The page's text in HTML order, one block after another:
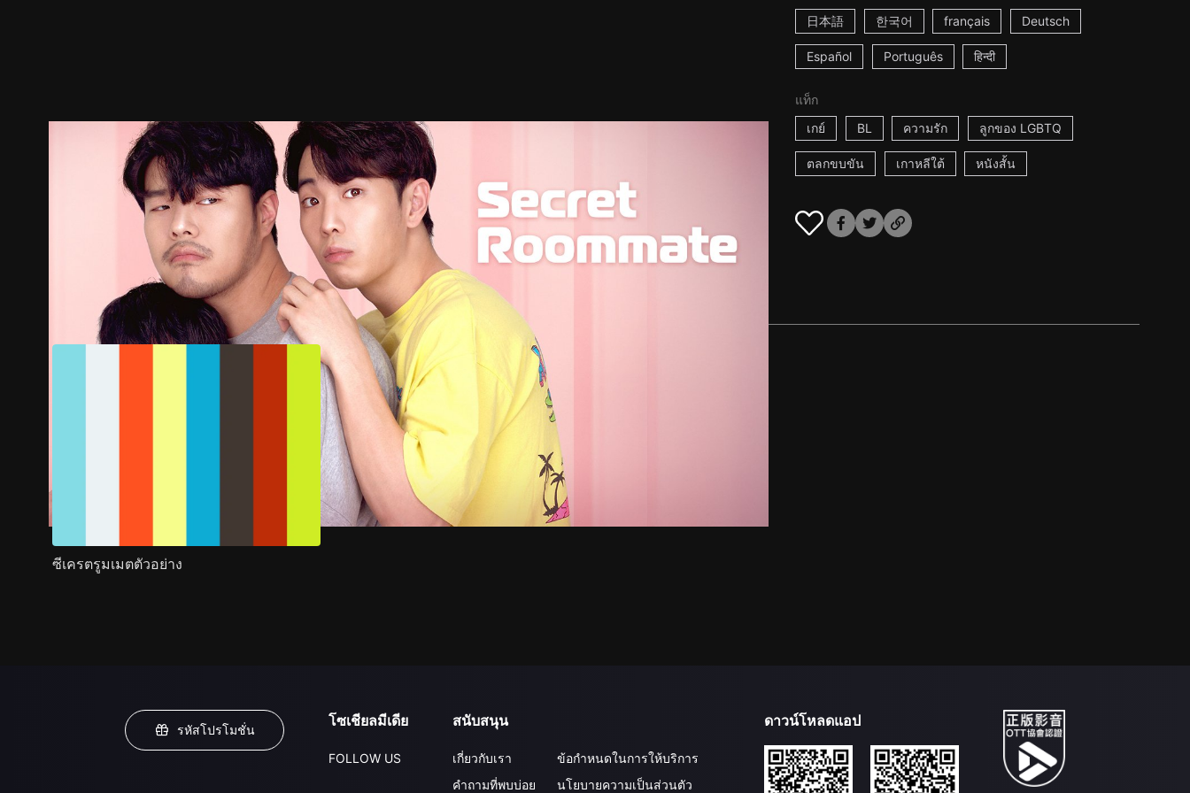
日本語 한국어 français Deutsch
Español Português हिन्दी
แท็ก
เกย์
BL ความรัก ลูกของ LGBTQ
ตลกขบขัน เกาหลีใต้ หนังสั้น
ภาพนิ่ง เนื้อหาที่แนะนำ รายละเอียด
ซีเครตรูมเมตตัวอย่าง
รหัสโปรโมชั่น
โซเชียลมีเดีย
FOLLOW US
สนับสนุน
เกี่ยวกับเรา
คำถามที่พบบ่อย
ข้อกำหนดในการให้บริการ
นโยบายความเป็นส่วนตัว
ดาวน์โหลดแอป